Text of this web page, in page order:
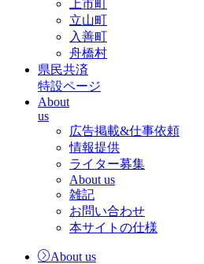
上市町
立山町
入善町
舟橋村
県民共済
特設ページ
About
us
広告掲載&仕事依頼
情報提供
ライター募集
About us
雑記
お問い合わせ
本サイトの仕様
About us